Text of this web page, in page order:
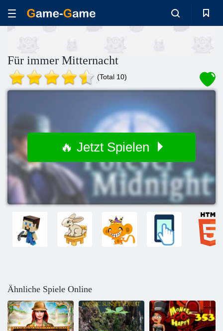
Für immer Mitternacht
(Total 10)
🔥 Jetzt Spielen
Ähnliche Spiele Online